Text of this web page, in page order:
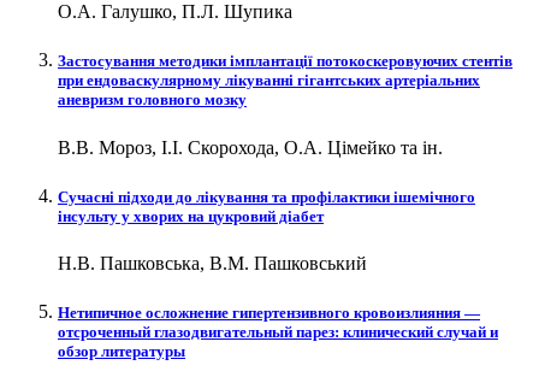
О.А. Галушко, П.Л. Шупика
Застосування методики імплантації потокоскеровуючих стентів
при ендоваскулярному лікуванні гігантських артеріальних
аневризм головного мозку
В.В. Мороз, І.І. Скорохода, О.А. Цімейко та ін.
Сучасні підходи до лікування та профілактики ішемічного
інсульту у хворих на цукровий діабет
Н.В. Пашковська, В.М. Пашковський
Нетипичное осложнение гипертензивного кровоизлияния —
отсроченный глазодвигательный парез: клинический случай и
обзор литературы